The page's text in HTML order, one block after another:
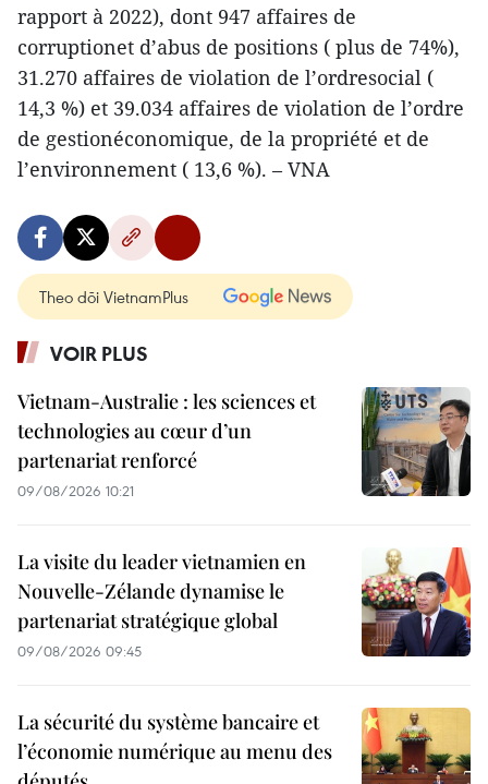
rapport à 2022), dont 947 affaires de
corruptionet d’abus de positions ( plus de 74%),
31.270 affaires de violation de l’ordresocial (
14,3 %) et 39.034 affaires de violation de l’ordre
de gestionéconomique, de la propriété et de
l’environnement ( 13,6 %). – VNA
Theo dõi VietnamPlus
VOIR PLUS
Vietnam-Australie : les sciences et
technologies au cœur d’un
partenariat renforcé
09/08/2026 10:21
La visite du leader vietnamien en
Nouvelle-Zélande dynamise le
partenariat stratégique global
09/08/2026 09:45
La sécurité du système bancaire et
l’économie numérique au menu des